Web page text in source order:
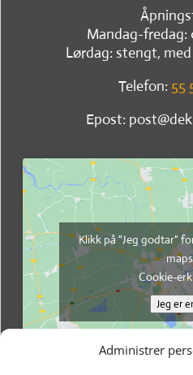
Administrer
Mandag-fredag:
Lørdag: stengt,
Telefon: 55
Epost:
Klikk på "Jeg godtar"
Cookie-
Jeg er